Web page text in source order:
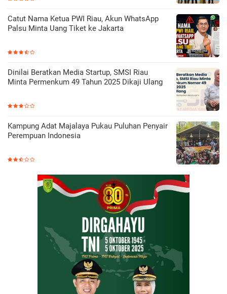
Catut Nama Ketua PWI Riau, Akun WhatsApp
Palsu Minta Uang Tiket ke Jakarta
Dinilai Beratkan Media Startup, SMSI Riau
Minta Permenkum 49 Tahun 2025 Dikaji Ulang
Kampung Adat Majalaya Pukau Puluhan Penyair
Perempuan Indonesia